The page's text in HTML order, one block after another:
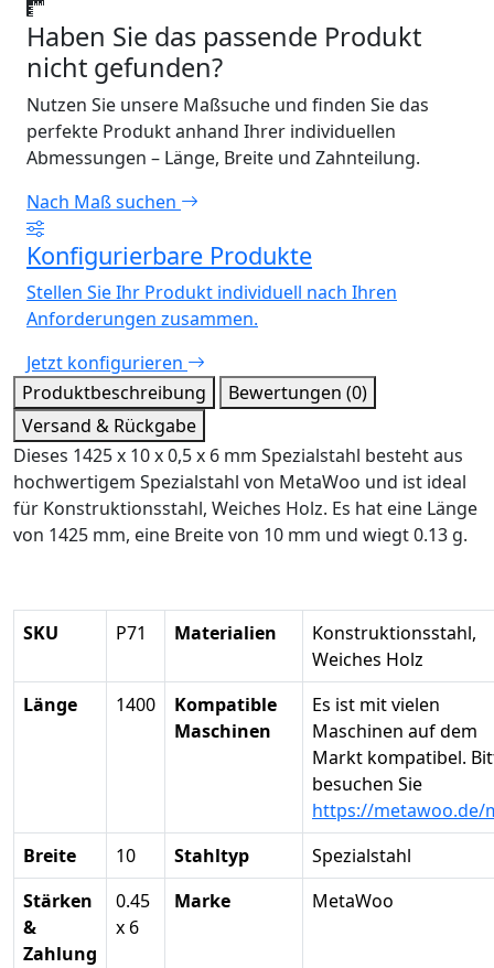
Haben Sie das passende Produkt
nicht gefunden?
Nutzen Sie unsere Maßsuche und finden Sie das
perfekte Produkt anhand Ihrer individuellen
Abmessungen – Länge, Breite und Zahnteilung.
Nach Maß suchen
Konfigurierbare Produkte
Stellen Sie Ihr Produkt individuell nach Ihren
Anforderungen zusammen.
Jetzt konfigurieren
Produktbeschreibung
Bewertungen (0)
Versand & Rückgabe
Dieses 1425 x 10 x 0,5 x 6 mm Spezialstahl besteht aus
hochwertigem Spezialstahl von MetaWoo und ist ideal
für Konstruktionsstahl, Weiches Holz. Es hat eine Länge
von 1425 mm, eine Breite von 10 mm und wiegt 0.13 g.
SKU P71 Materialien
Konstruktionsstahl,
Weiches Holz
Länge
1400
Kompatible
Maschinen
Es ist mit vielen
Maschinen auf dem
Markt kompatibel.
besuchen Sie
https://metawoo.de/
Breite
10 Stahltyp
Spezialstahl
Stärken
&
Zahlung
0.45
x 6
Marke MetaWoo